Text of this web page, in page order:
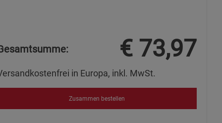
€ 73,97
in Europa, inkl. MwSt.
Zusammen bestellen